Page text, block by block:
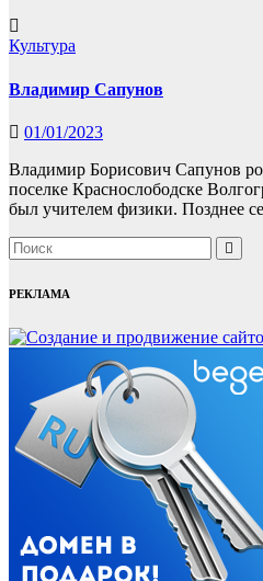
Культура
Владимир Сапунов
01/01/2023
Владимир Борисович Сапунов
поселке Краснослободске
был учителем физики. Позднее
РЕКЛАМА